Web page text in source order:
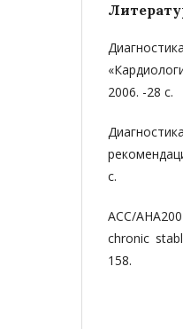
2006. -28 с.
с.
АСС/
chronic
158.